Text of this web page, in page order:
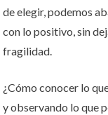
de elegir, podemos
con lo positivo, sin
fragilidad.
¿Cómo conocer lo
y observando lo que